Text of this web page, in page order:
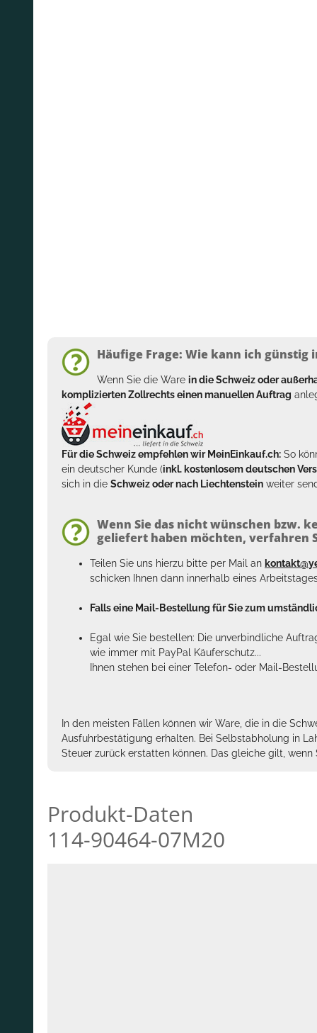
Häufige Frage: Wie kann ich günstig
Wenn Sie die Ware in die Schweiz oder
komplizierten Zollrechts einen manuellen Auftrag
Für die Schweiz empfehlen wir MeinEinkauf.ch: So
ein deutscher Kunde (inkl. kostenlosem deutschen
sich in die Schweiz oder nach Liechtenstein weiter
Wenn Sie das nicht wünschen bzw.
geliefert haben möchten, verfahren
Teilen Sie uns hierzu bitte per Mail an
schicken Ihnen dann innerhalb eines
Falls eine Mail-Bestellung für Sie zum
Egal wie Sie bestellen: Die unverbindliche
wie immer mit PayPal Käuferschutz...
Ihnen stehen bei einer Telefon- oder Mail-
In den meisten Fällen können wir Ware, die in die
Ausfuhrbestätigung erhalten. Bei Selbstabholung in
Steuer zurück erstatten können. Das gleiche gilt,
Produkt-Daten
114-90464-07M20